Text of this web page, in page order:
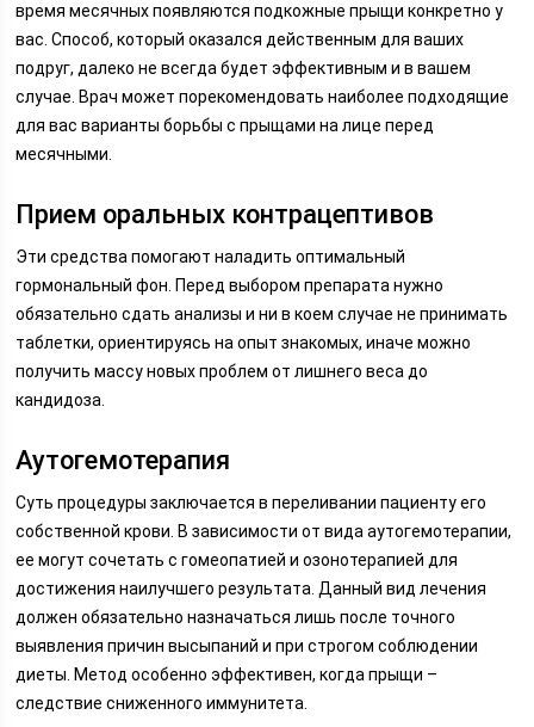
время месячных появляются подкожные прыщи конкретно у
вас. Способ, который оказался действенным для ваших
подруг, далеко не всегда будет эффективным и в вашем
случае. Врач может порекомендовать наиболее подходящие
для вас варианты борьбы с прыщами на лице перед
месячными.
Прием оральных контрацептивов
Эти средства помогают наладить оптимальный
гормональный фон. Перед выбором препарата нужно
обязательно сдать анализы и ни в коем случае не принимать
таблетки, ориентируясь на опыт знакомых, иначе можно
получить массу новых проблем от лишнего веса до
кандидоза.
Аутогемотерапия
Суть процедуры заключается в переливании пациенту его
собственной крови. В зависимости от вида аутогемотерапии,
ее могут сочетать с гомеопатией и озонотерапией для
достижения наилучшего результата. Данный вид лечения
должен обязательно назначаться лишь после точного
выявления причин высыпаний и при строгом соблюдении
диеты. Метод особенно эффективен, когда прыщи –
следствие сниженного иммунитета.